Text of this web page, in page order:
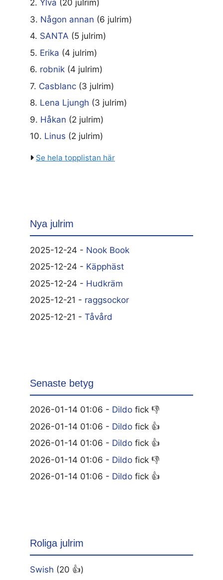
2. Ylva (20 julrim)
3. Någon annan (6 julrim)
4. SANTA (5 julrim)
5. Erika (4 julrim)
6. robnik (4 julrim)
7. Casblanc (3 julrim)
8. Lena Ljungh (3 julrim)
9. Håkan (2 julrim)
10. Linus (2 julrim)
Se hela topplistan här
Nya julrim
2025-12-24 - Nook Book
2025-12-24 - Käpphäst
2025-12-24 - Hudkräm
2025-12-21 - raggsockor
2025-12-21 - Tåvård
Senaste betyg
2026-01-14 01:06 - Dildo fick 👎
2026-01-14 01:06 - Dildo fick 👍
2026-01-14 01:06 - Dildo fick 👍
2026-01-14 01:06 - Dildo fick 👎
2026-01-14 01:06 - Dildo fick 👍
Roliga julrim
Swish (20 👍)